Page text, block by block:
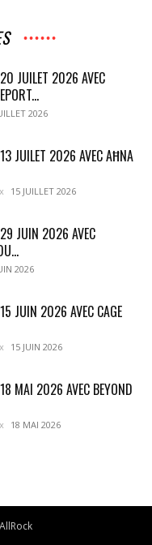
JUILET 2026 AVEC
2026
JUILET 2026 AVEC AĦNA
15 JUILLET 2026
JUIN 2026 AVEC
2026
JUIN 2026 AVEC CAGE
15 JUIN 2026
MAI 2026 AVEC BEYOND
18 MAI 2026